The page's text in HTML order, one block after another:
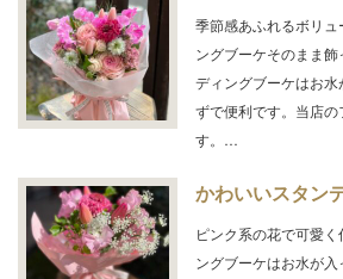
季節感あふれるボリ
ングブーケそのまま
ディングブーケはお
ずで便利です。当店
す。…
かわいいスタン
ピンク系の花で可愛
ングブーケはお水が